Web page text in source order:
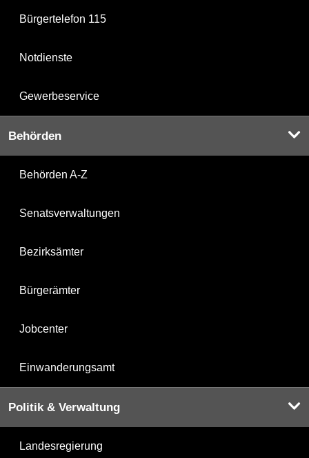
Bürgertelefon 115
Notdienste
Gewerbeservice
Behörden
Behörden A-Z
Senatsverwaltungen
Bezirksämter
Bürgerämter
Jobcenter
Einwanderungsamt
Politik & Verwaltung
Landesregierung